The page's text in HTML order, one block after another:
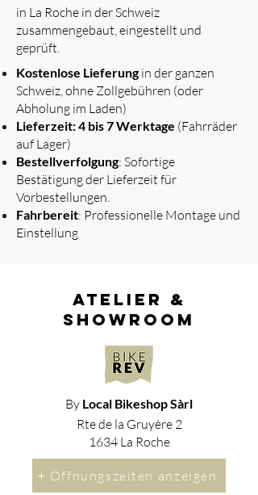
in La Roche in der Schweiz
zusammengebaut, eingestellt und
geprüft.
​
Kostenlose Lieferungin der ganzen
Schweiz, ohne Zollgebühren (oder
Abholung im Laden)
Lieferzeit: 4 bis 7 Werktage (Fahrräder
auf Lager)
Bestellverfolgung: Sofortige
Bestätigung der Lieferzeit für
Vorbestellungen.
Fahrbereit: Professionelle Montage und
Einstellung
atelier &
showroom
By Local Bikeshop Sàrl
Rte de la Gruyère 2
1634 La Roche
+ Öffnungszeiten anzeigen